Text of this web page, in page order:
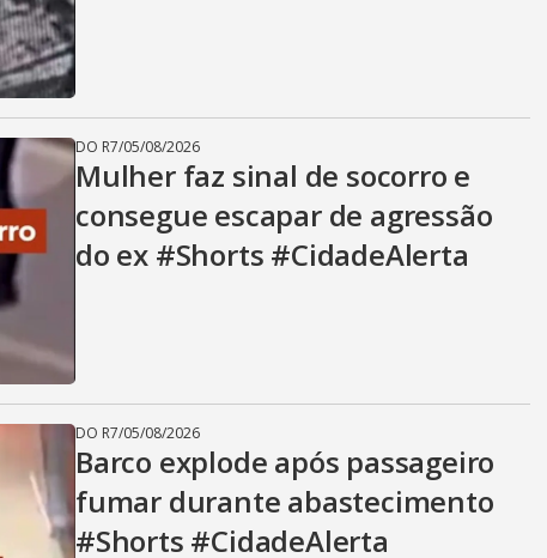
DO R7/05/08/2026
Mulher faz sinal de socorro e
consegue escapar de agressão
do ex #Shorts #CidadeAlerta
DO R7/05/08/2026
Barco explode após passageiro
fumar durante abastecimento
#Shorts #CidadeAlerta